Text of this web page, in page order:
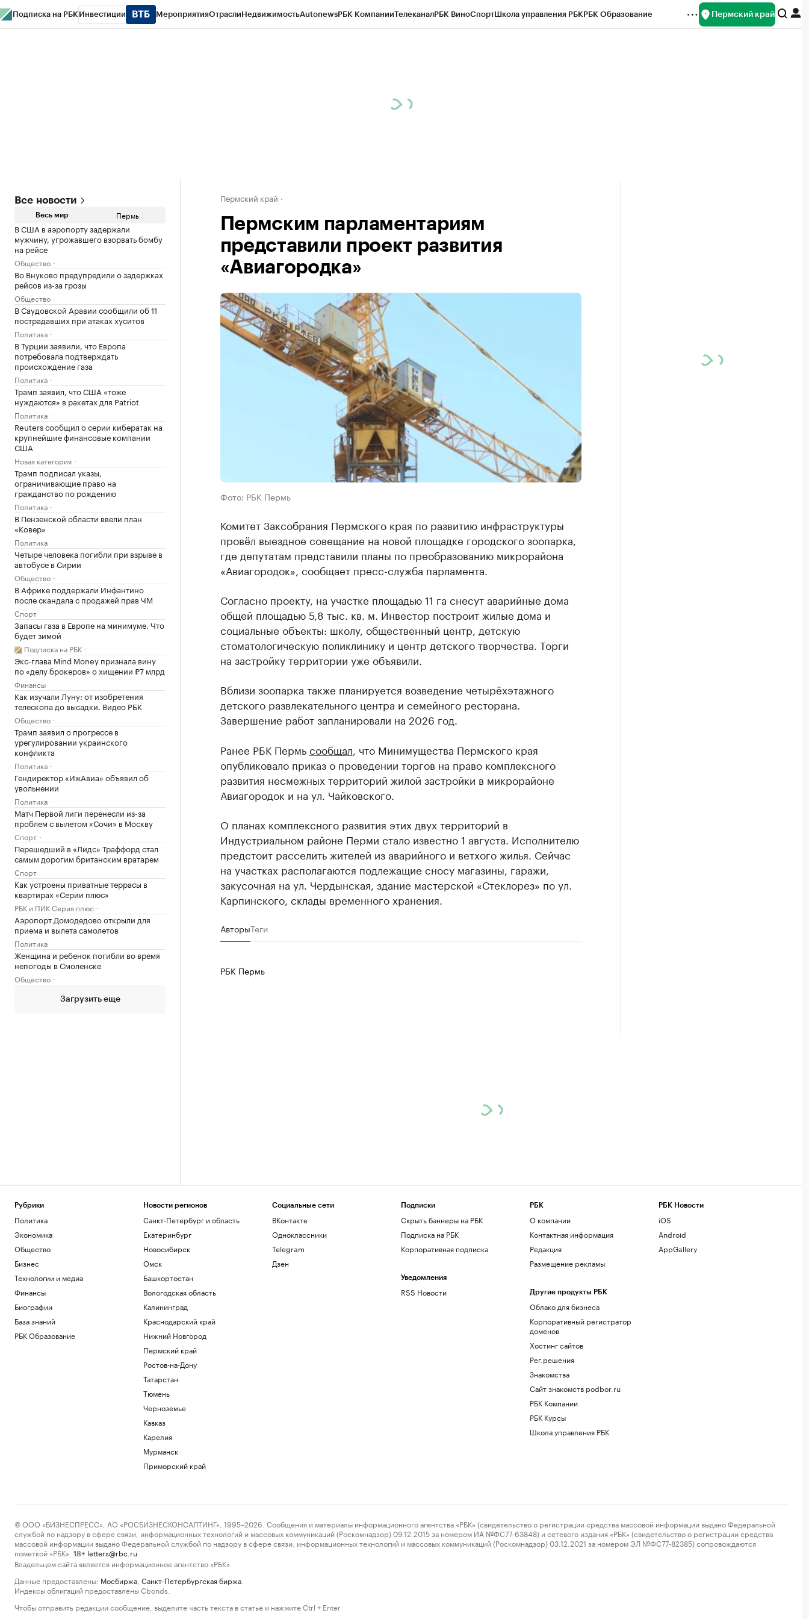
Подписка на РБК Инвестиции МероприятияОтраслиНедвижимостьAutonewsРБК КомпанииТелеканалРБК ВиноСпортШкола управления РБКРБК Образование Пермский край
Все новости
Весь мир Пермь
В США в аэропорту задержали
мужчину, угрожавшего взорвать бомбу
на рейсе
Общество
Во Внуково предупредили о задержках
рейсов из-за грозы
Общество
В Саудовской Аравии сообщили об 11
пострадавших при атаках хуситов
Политика
В Турции заявили, что Европа
потребовала подтверждать
происхождение газа
Политика
Трамп заявил, что США «тоже
нуждаются» в ракетах для Patriot
Политика
Reuters сообщил о серии кибератак на
крупнейшие финансовые компании
США
Новая категория
Трамп подписал указы,
ограничивающие право на
гражданство по рождению
Политика
В Пензенской области ввели план
«Ковер»
Политика
Четыре человека погибли при взрыве в
автобусе в Сирии
Общество
В Африке поддержали Инфантино
после скандала с продажей прав ЧМ
Спорт
Запасы газа в Европе на минимуме. Что
будет зимой
Подписка на РБК
Экс-глава Mind Money признала вину
по «делу брокеров» о хищении ₽7 млрд
Финансы
Как изучали Луну: от изобретения
телескопа до высадки. Видео РБК
Общество
Трамп заявил о прогрессе в
урегулировании украинского
конфликта
Политика
Гендиректор «ИжАвиа» объявил об
увольнении
Политика
Матч Первой лиги перенесли из-за
проблем с вылетом «Сочи» в Москву
Спорт
Перешедший в «Лидс» Траффорд стал
самым дорогим британским вратарем
Спорт
Как устроены приватные террасы в
квартирах «Серии плюс»
РБК и ПИК Серия плюс
Аэропорт Домодедово открыли для
приема и вылета самолетов
Политика
Женщина и ребенок погибли во время
непогоды в Смоленске
Общество
Загрузить еще
Пермский край
Пермским парламентариям
представили проект развития
«Авиагородка»
Фото: РБК Пермь
Комитет Заксобрания Пермского края по развитию инфраструктуры
провёл выездное совещание на новой площадке городского зоопарка,
где депутатам представили планы по преобразованию микрорайона
«Авиагородок», сообщает пресс-служба парламента.
Согласно проекту, на участке площадью 11 га снесут аварийные дома
общей площадью 5,8 тыс. кв. м. Инвестор построит жилые дома и
социальные объекты: школу, общественный центр, детскую
стоматологическую поликлинику и центр детского творчества. Торги
на застройку территории уже объявили.
Вблизи зоопарка также планируется возведение четырёхэтажного
детского развлекательного центра и семейного ресторана.
Завершение работ запланировали на 2026 год.
Ранее РБК Пермьсообщал , что Минимущества Пермского края
опубликовало приказ о проведении торгов на право комплексного
развития несмежных территорий жилой застройки в микрорайоне
Авиагородок и на ул. Чайковского.
О планах комплексного развития этих двух территорий в
Индустриальном районе Перми стало известно 1 августа. Исполнителю
предстоит расселить жителей из аварийного и ветхого жилья. Сейчас
на участках располагаются подлежащие сносу магазины, гаражи,
закусочная на ул. Чердынская, здание мастерской «Стеклорез» по ул.
Карпинского, склады временного хранения.
АвторыТеги
РБК Пермь
Рубрики
Политика
Экономика
Общество
Бизнес
Технологии и медиа
Финансы
Биографии
База знаний
РБК Образование
Новости регионов
Санкт-Петербург и область
Екатеринбург
Новосибирск
Омск
Башкортостан
Вологодская область
Калининград
Краснодарский край
Нижний Новгород
Пермский край
Ростов-на-Дону
Татарстан
Тюмень
Черноземье
Кавказ
Карелия
Мурманск
Приморский край
Социальные сети
ВКонтакте
Одноклассники
Telegram
Дзен
Подписки
Скрыть баннеры на РБК
Подписка на РБК
Корпоративная подписка
Уведомления
RSS Новости
РБК
О компании
Контактная информация
Редакция
Размещение рекламы
Другие продукты РБК
Облако для бизнеса
Корпоративный регистратор
доменов
Хостинг сайтов
Рег.решения
Знакомства
Сайт знакомств podbor.ru
РБК Компании
РБК Курсы
Школа управления РБК
РБК Новости
iOS
Android
AppGallery
© ООО «БИЗНЕСПРЕСС», АО «РОСБИЗНЕСКОНСАЛТИНГ», 1995–2026. Сообщения и материалы информационного агентства «РБК» (свидетельство о регистрации средства массовой информации выдано Федеральной
службой по надзору в сфере связи, информационных технологий и массовых коммуникаций (Роскомнадзор) 09.12.2015 за номером ИА №ФС77-63848) и сетевого издания «РБК» (свидетельство о регистрации средства
массовой информации выдано Федеральной службой по надзору в сфере связи, информационных технологий и массовых коммуникаций (Роскомнадзор) 03.12.2021 за номером ЭЛ №ФС77-82385) сопровождаются
пометкой «РБК».
18+ letters@rbc.ru
Владельцем сайта является информационное агентство «РБК».
Данные предоставлены: Мосбиржа Санкт-Петербургская биржа
Индексы облигаций предоставлены Cbonds.
Чтобы отправить редакции сообщение, выделите часть текста в статье и нажмите Ctrl + Enter